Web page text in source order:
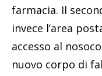
farmacia. Il
invece l’area
accesso al
nuovo corpo di